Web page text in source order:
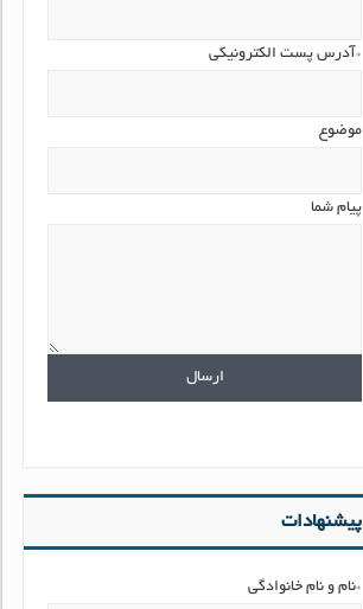
*آدرس پست الکترونیکی
موضوع
پیام شما
پیشنهادات
*نام و نام خانوادگی